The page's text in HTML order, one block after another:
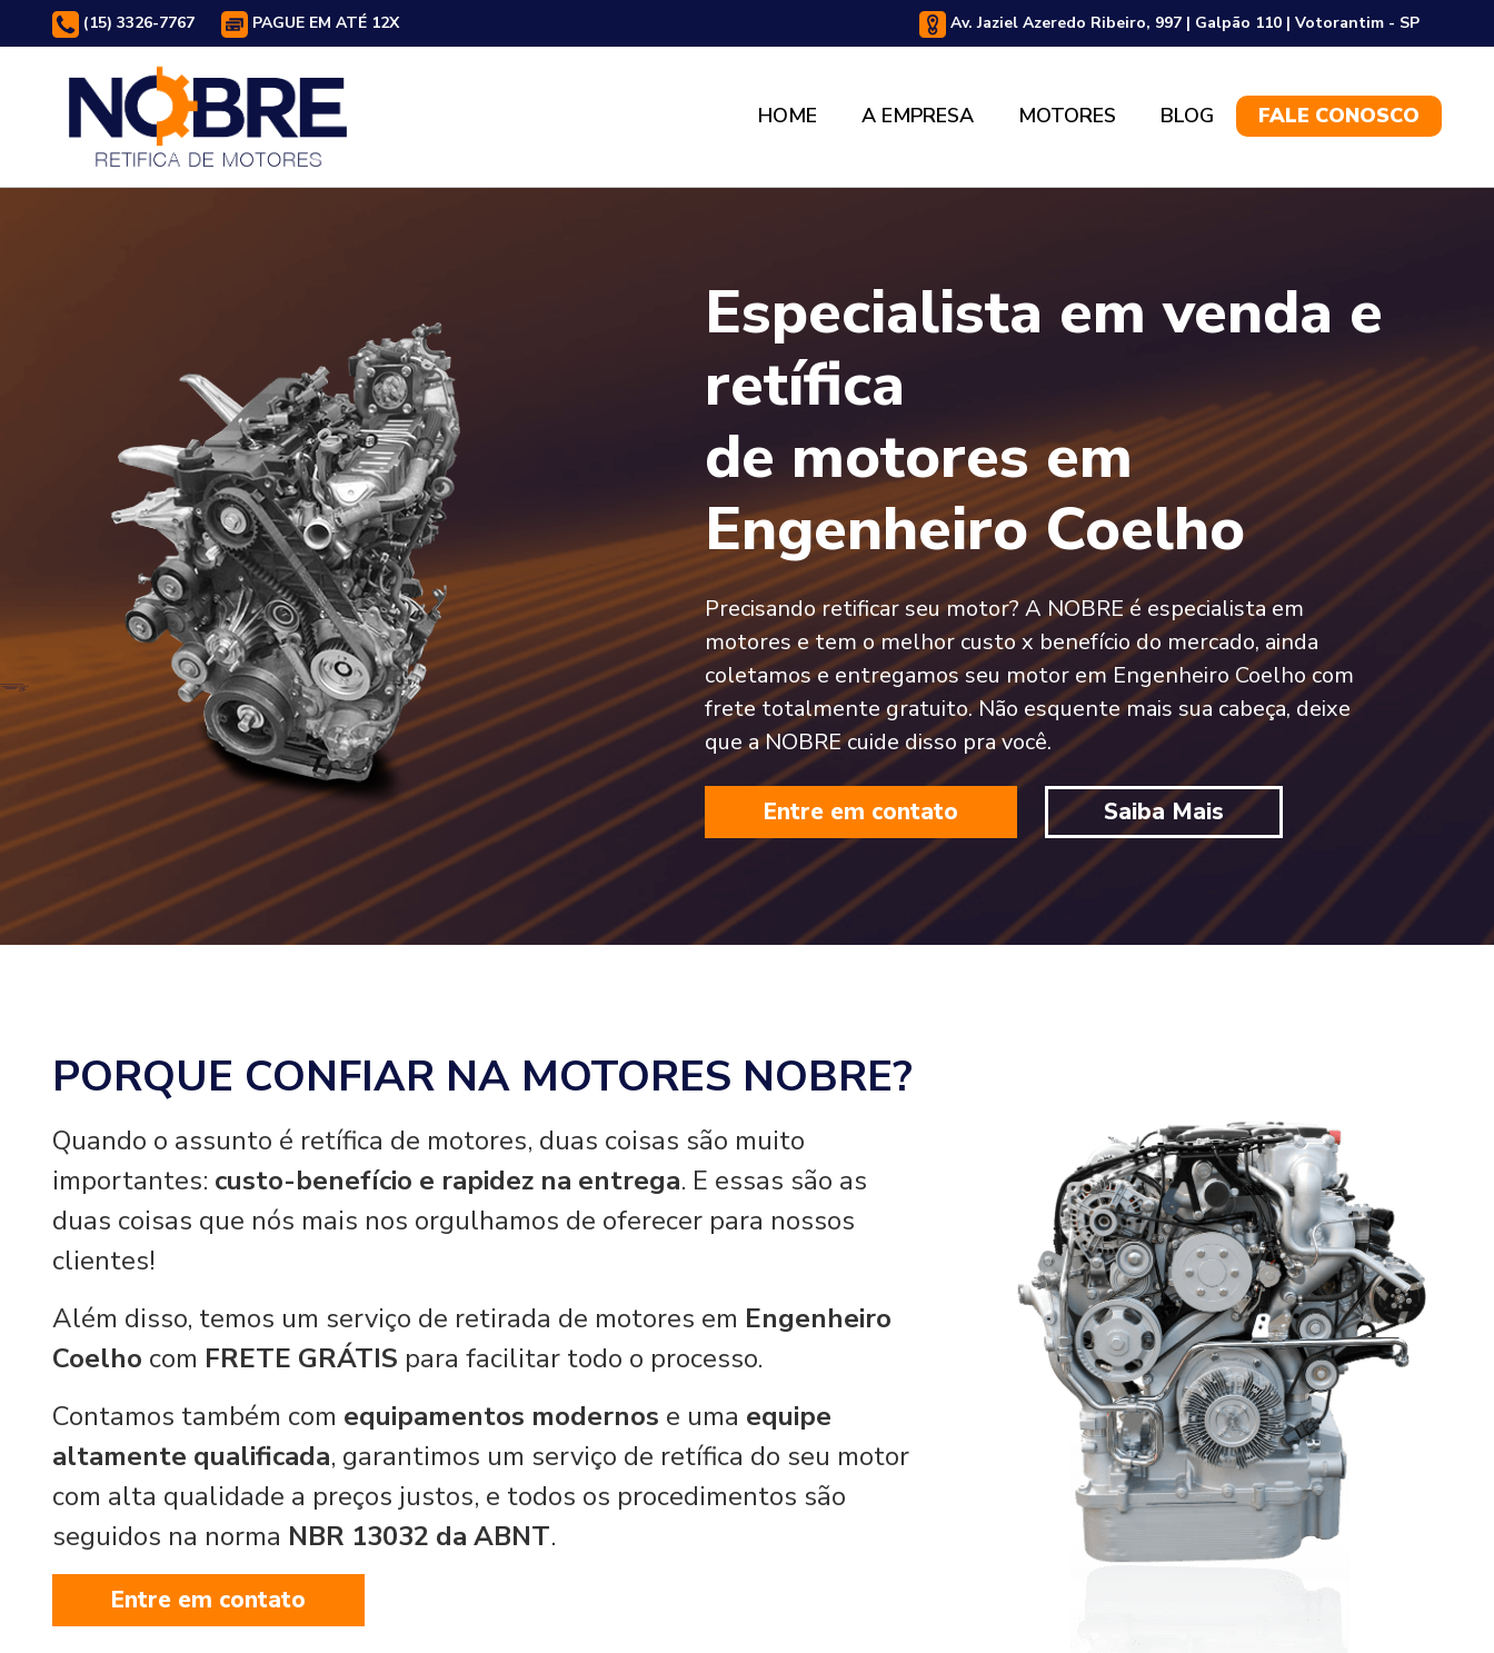
(15) 3326-7767 PAGUE EM ATÉ 12X Av. Jaziel Azeredo Ribeiro, 997 | Galpão 110 | Votorantim - SP
HOME A EMPRESA MOTORES BLOG FALE CONOSCO
Especialista em venda e
retífica
de motores em
Engenheiro Coelho
Precisando retificar seu motor? A NOBRE é especialista em
motores e tem o melhor custo x benefício do mercado, ainda
coletamos e entregamos seu motor em Engenheiro Coelho com
frete totalmente gratuito. Não esquente mais sua cabeça, deixe
que a NOBRE cuide disso pra você.
Entre em contato Saiba Mais
PORQUE CONFIAR NA MOTORES NOBRE?
Quando o assunto é retífica de motores, duas coisas são muito
importantes: custo-benefício e rapidez na entrega. E essas são as
duas coisas que nós mais nos orgulhamos de oferecer para nossos
clientes!
Além disso, temos um serviço de retirada de motores em Engenheiro
Coelho com FRETE GRÁTIS para facilitar todo o processo.
Contamos também com equipamentos modernos e uma equipe
altamente qualificada, garantimos um serviço de retífica do seu motor
com alta qualidade a preços justos, e todos os procedimentos são
seguidos na norma NBR 13032 da ABNT.
Entre em contato